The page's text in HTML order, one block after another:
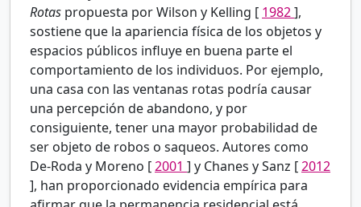
Rotas propuesta por Wilson y Kelling [ 1982],
sostiene que la apariencia física de los objetos y
espacios públicos influye en buena parte el
comportamiento de los individuos. Por ejemplo,
una casa con las ventanas rotas podría causar
una percepción de abandono, y por
consiguiente, tener una mayor probabilidad de
ser objeto de robos o saqueos. Autores como
De-Roda y Moreno [2001 ] y Chanes y Sanz [2012
], han proporcionado evidencia empírica para